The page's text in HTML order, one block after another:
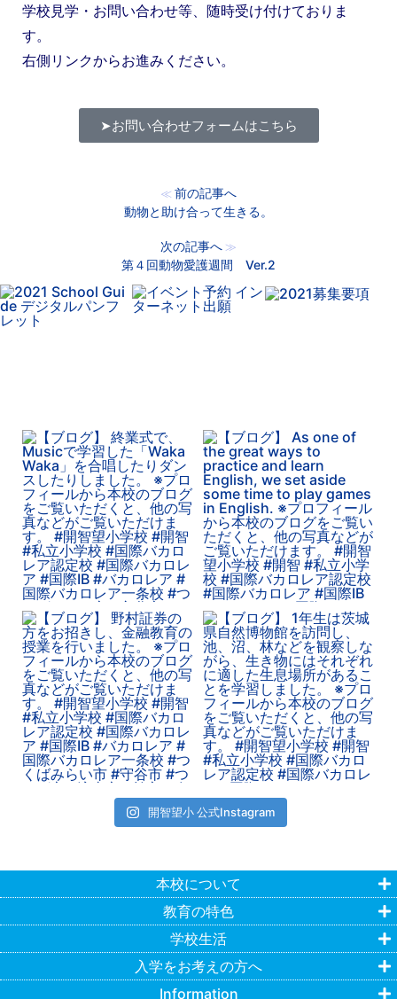
学校見学・お問い合わせ等、随時受け付けておりま
す。
右側リンクからお進みください。
➤お問い合わせフォームはこちら
≪ 前の記事へ
動物と助け合って生きる。
次の記事へ ≫
第４回動物愛護週間 Ver.2
開智望小 公式Instagram
本校について
教育の特色
学校生活
入学をお考えの方へ
Information